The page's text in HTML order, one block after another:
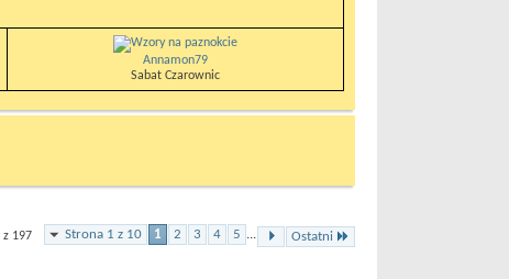
Annamon79
Sabat Czarownic
Strona 1 z 10 1 2 3 4 5 ... Ostatni
197